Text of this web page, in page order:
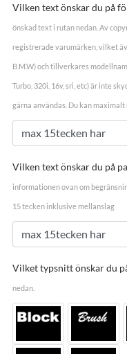
Vilken text önskar du på
önskad text i rutan nedan. Av
registrerade varumärken, vilket
B.M.W) och tillverkares
Turbo, 320i, 16v, sri, etc) är inte
gärna användas. Du kan
Vilken text önskar du på
informationen ovan om
15 tecken inklusive mellanslag
Vilket typsnitt önskar du
nedan.